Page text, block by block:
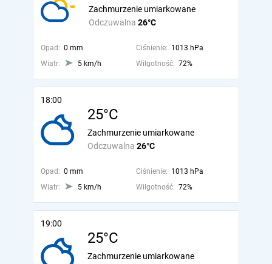
Odczuwalna 26°C
Zachmurzenie umiarkowane
Opad: 0 mm Ciśnienie: 1013 hPa
Wiatr:
5 km/h Wilgotność: 72%
18:00
25°C
Odczuwalna 26°C
Zachmurzenie umiarkowane
Opad: 0 mm Ciśnienie: 1013 hPa
Wiatr:
5 km/h Wilgotność: 72%
19:00
25°C
Zachmurzenie umiarkowane